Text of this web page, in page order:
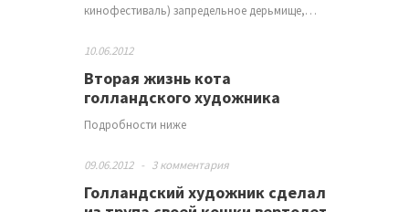
кинофестиваль) запредельное дерьмище,…
10.06.2012
Вторая жизнь кота
голландского художника
Подробности ниже
09.06.2012 - 3 комментария
Голландский художник сделал